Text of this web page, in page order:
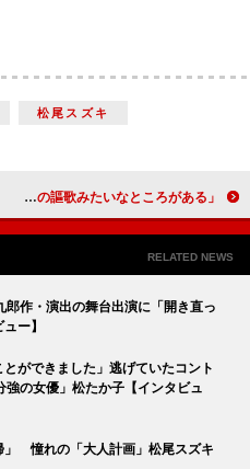
松尾スズキ
「春画には人生の謳歌、生きとし生けるものへの謳歌みたいなところがある」内野聖陽、「弓子と一緒に覚醒していただけたらなと思います」北香那『春画先生』【インタビュー】
RELATED NEWS
作・演出の舞台出演に「開き直っ
ー】
ができました」逃げていたコント
の女優」松たか子【インタビュ
」 憧れの「大人計画」松尾スズキ